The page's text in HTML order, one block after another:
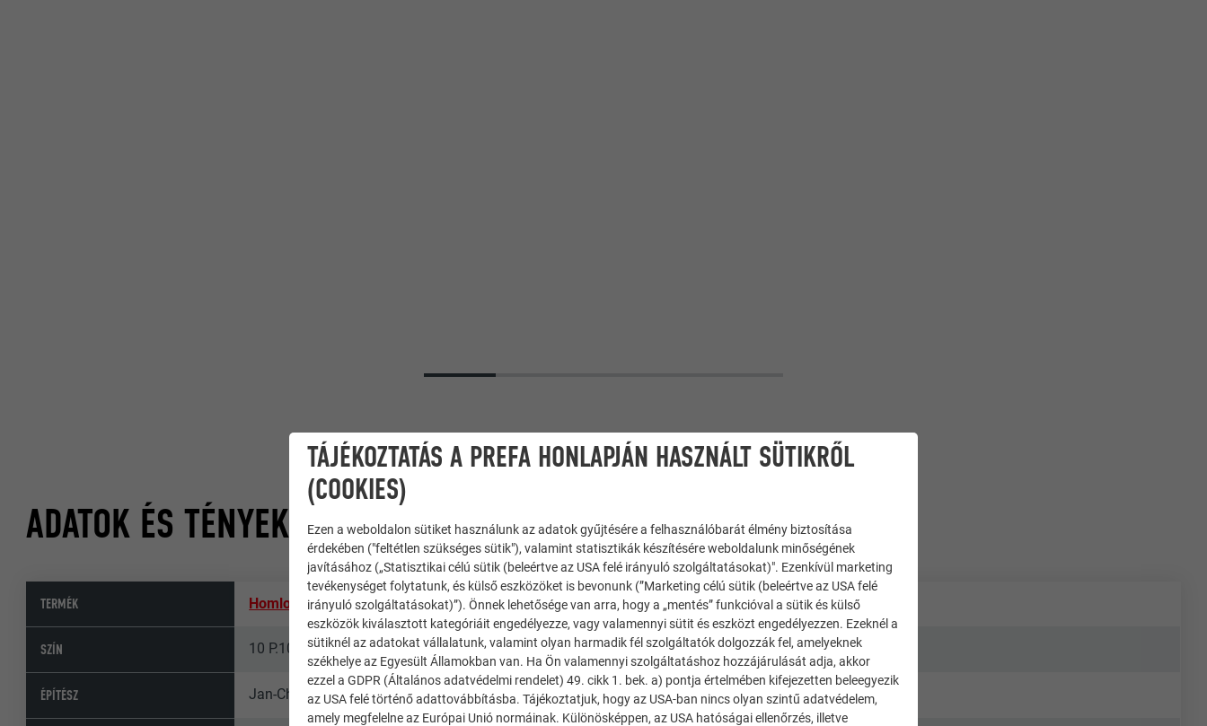
ADATOK ÉS TÉNYEK
TERMÉK Homlokzatburkoló rombusz 29 × 29
SZÍN 10 P.10 prefafehér, 07 P.10 világosszürke, 02 P.10 antracit, 19 P.10 grafitszürke
ÉPÍTÉSZ Jan-Christian Heuser
TÁJÉKOZTATÁS A PREFA HONLAPJÁN HASZNÁLT SÜTIKRŐL
(COOKIES)
Ezen a weboldalon sütiket használunk az adatok gyűjtésére a felhasználóbarát élmény biztosítása
érdekében ("feltétlen szükséges sütik"), valamint statisztikák készítésére weboldalunk minőségének
javításához („Statisztikai célú sütik (beleértve az USA felé irányuló szolgáltatásokat)". Ezenkívül marketing
tevékenységet folytatunk, és külső eszközöket is bevonunk (”Marketing célú sütik (beleértve az USA felé
irányuló szolgáltatásokat)”). Önnek lehetősége van arra, hogy a „mentés” funkcióval a sütik és külső
eszközök kiválasztott kategóriáit engedélyezze, vagy valamennyi sütit és eszközt engedélyezzen. Ezeknél a
sütiknél az adatokat vállalatunk, valamint olyan harmadik fél szolgáltatók dolgozzák fel, amelyeknek
székhelye az Egyesült Államokban van. Ha Ön valamennyi szolgáltatáshoz hozzájárulását adja, akkor
ezzel a GDPR (Általános adatvédelmi rendelet) 49. cikk 1. bek. a) pontja értelmében kifejezetten beleegyezik
az USA felé történő adattovábbításba. Tájékoztatjuk, hogy az USA-ban nincs olyan szintű adatvédelem,
amely megfelelne az Európai Unió normáinak. Különösképpen, az USA hatóságai ellenőrzés, illetve